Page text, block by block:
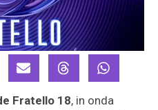
Fratello 18, in onda